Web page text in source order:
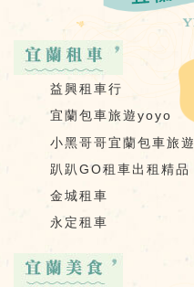
益興租車行
宜蘭包車旅遊yoyo
小黑哥哥宜蘭包車旅遊
趴趴GO租車出租精品
金城租車
永定租車